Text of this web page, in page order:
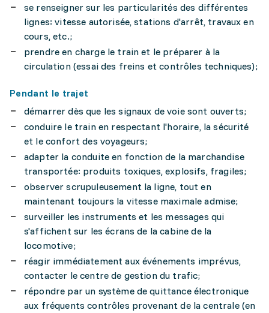
se renseigner sur les particularités des différentes
lignes: vitesse autorisée, stations d'arrêt, travaux en
cours, etc.;
prendre en charge le train et le préparer à la
circulation (essai des freins et contrôles techniques);
Pendant le trajet
démarrer dès que les signaux de voie sont ouverts;
conduire le train en respectant l'horaire, la sécurité
et le confort des voyageurs;
adapter la conduite en fonction de la marchandise
transportée: produits toxiques, explosifs, fragiles;
observer scrupuleusement la ligne, tout en
maintenant toujours la vitesse maximale admise;
surveiller les instruments et les messages qui
s'affichent sur les écrans de la cabine de la
locomotive;
réagir immédiatement aux événements imprévus,
contacter le centre de gestion du trafic;
répondre par un système de quittance électronique
aux fréquents contrôles provenant de la centrale (en